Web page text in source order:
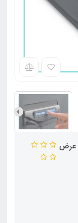
تخت بادی دو نفره اینتکس کد 64926 عرض